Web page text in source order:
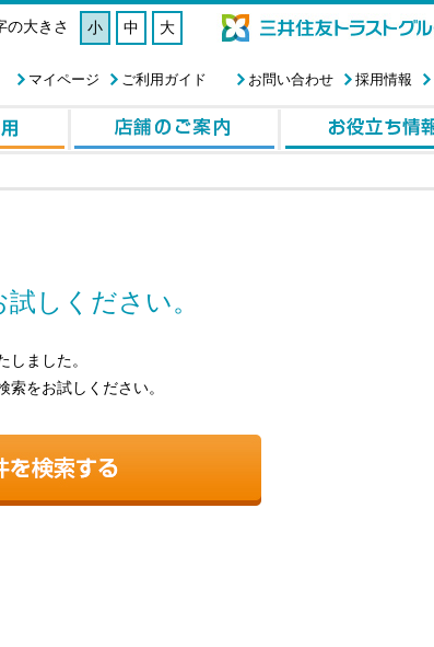
の大きさ 小 中 大
採用情報
お問い合わせ
ご利用ガイド
マイページ
しください。
しました。
索をお試しください。